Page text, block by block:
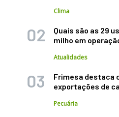
Clima
Quais são as 29
milho em
Atualidades
Frimesa destaca
exportações de
Pecuária